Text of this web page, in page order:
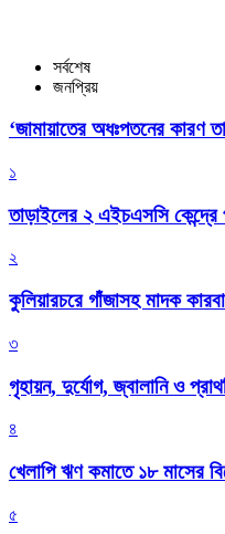
সর্বশেষ
জনপ্রিয়
‘জামায়াতের অধঃপতনের কারণ
১
তাড়াইলের ২ এইচএসসি কেন্দ্রে
২
কুলিয়ারচরে গাঁজাসহ মাদক
৩
গৃহায়ন, দুর্যোগ, জ্বালানি ও
৪
খেলাপি ঋণ কমাতে ১৮ মাসের
৫